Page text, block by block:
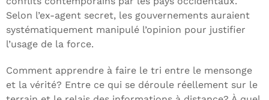
Selon l’ex-agent secret, les gouvernements auraient
systématiquement manipulé l’opinion pour justifier
l’usage de la force.
Comment apprendre à faire le tri entre le mensonge
et la vérité? Entre ce qui se déroule réellement sur le